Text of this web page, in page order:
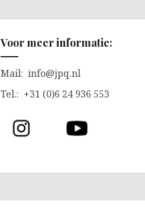
Voor meer informatie:
Mail: info@jpq.nl
Tel.: +31 (0)6 24 936 553